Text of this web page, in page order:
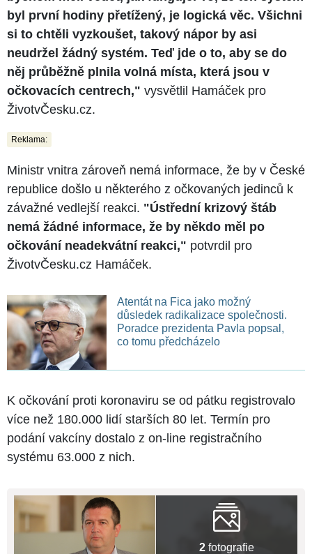
byl první hodiny přetížený, je logická věc. Všichni
si to chtěli vyzkoušet, takový nápor by asi
neudržel žádný systém. Teď jde o to, aby se do
něj průběžně plnila volná místa, která jsou v
očkovacích centrech," vysvětlil Hamáček pro
ŽivotvČesku.cz.
Reklama:
Ministr vnitra zároveň nemá informace, že by v České
republice došlo u některého z očkovaných jedinců k
závažné vedlejší reakci. "Ústřední krizový štáb
nemá žádné informace, že by někdo měl po
očkování neadekvátní reakci," potvrdil pro
ŽivotvČesku.cz Hamáček.
Atentát na Fica jako možný
důsledek radikalizace společnosti.
Poradce prezidenta Pavla popsal,
co tomu předcházelo
K očkování proti koronaviru se od pátku registrovalo
více než 180.000 lidí starších 80 let. Termín pro
podání vakcíny dostalo z on-line registračního
systému 63.000 z nich.
2 fotografie